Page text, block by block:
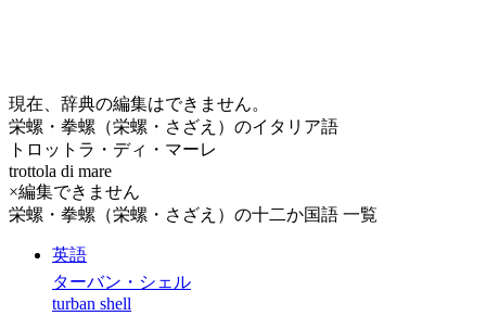
現在、辞典の編集はできません。
栄螺・拳螺（栄螺・さざえ）のイタリア語
トロットラ・ディ・マーレ
trottola di mare
×編集できません
栄螺・拳螺（栄螺・さざえ）の十二か国語 一覧
英語
ターバン・シェル
turban shell